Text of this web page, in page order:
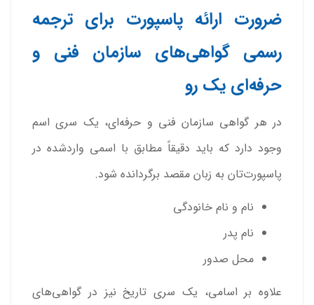
ضرورت ارائه پاسپورت برای ترجمه
رسمی گواهی‌های سازمان فنی و
حرفه‌ای یک رو
در هر گواهی سازمان فنی و حرفه‌ای، یک سری اسم
وجود دارد که باید دقیقاً مطابق با اسمی واردشده در
پاسپورت‌تان به زبان مقصد برگردانده شود.
نام و نام خانودگی
نام پدر
محل صدور
علاوه بر اسامی، یک سری تاریخ نیز در گواهی‌های